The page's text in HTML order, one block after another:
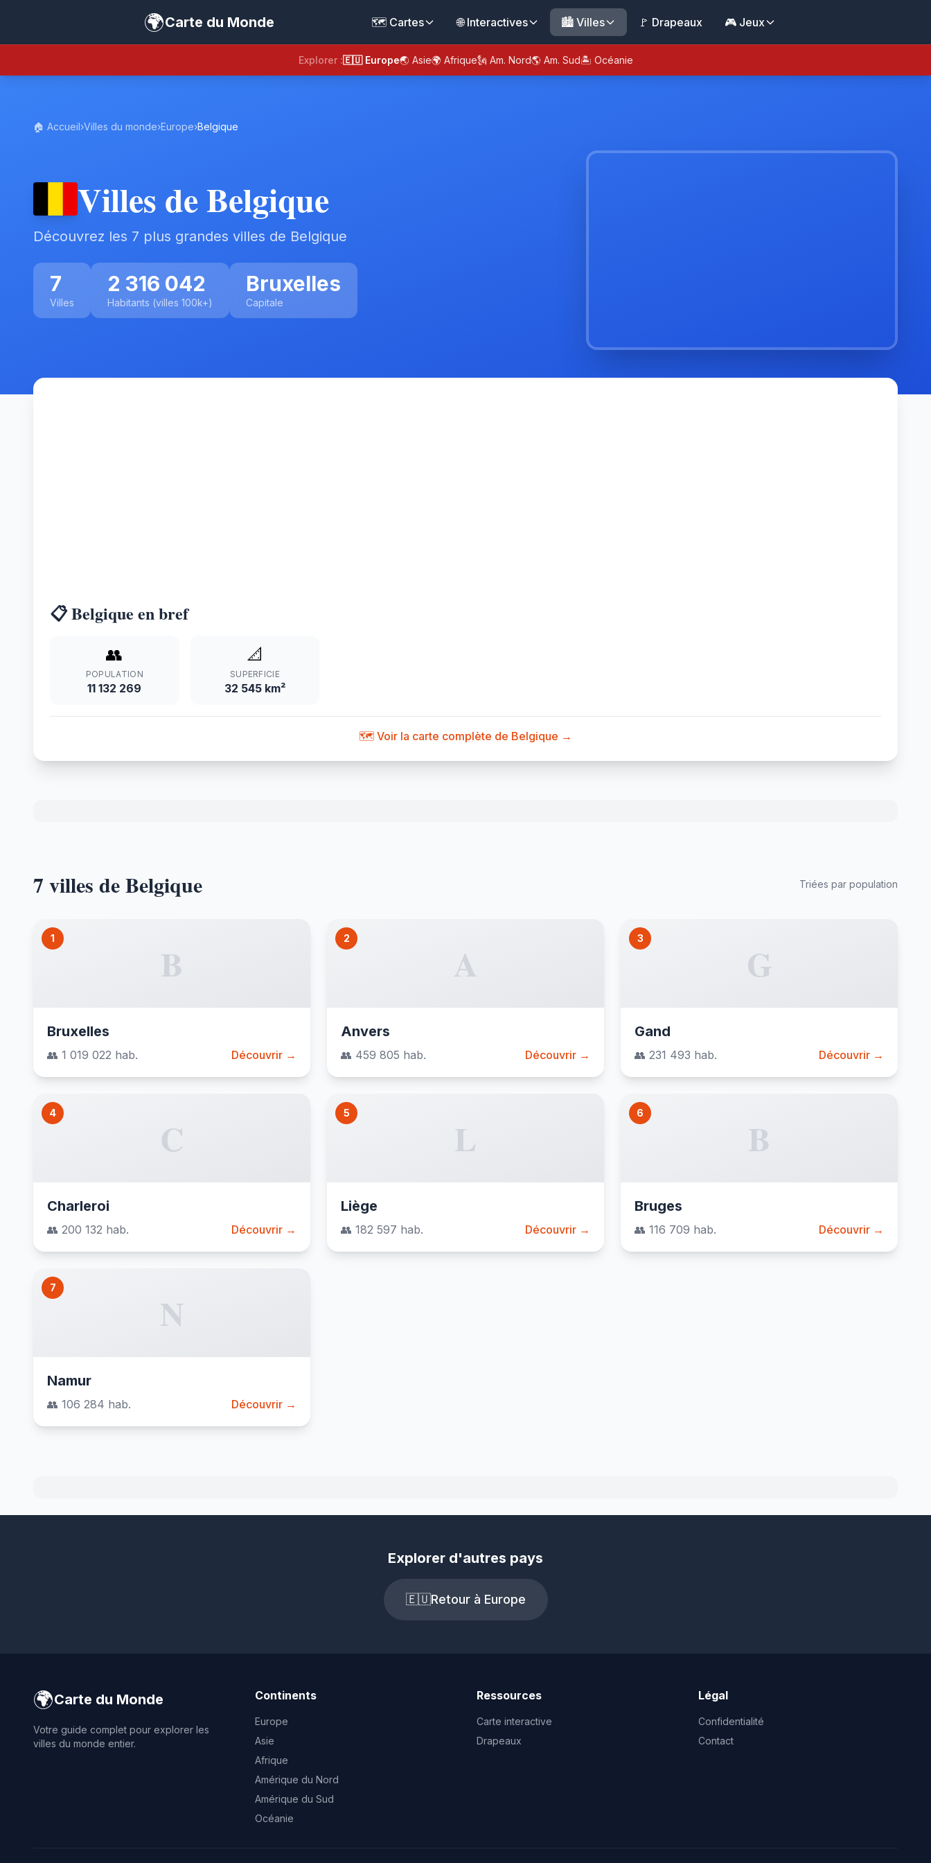
🌍Carte du Monde 🗺️ Cartes 🌐 Interactives 🏙️ Villes 🚩 Drapeaux 🎮 Jeux
Explorer :🇪🇺 Europe🌏 Asie🌍 Afrique🗽 Am. Nord🌎 Am. Sud🏝️ Océanie
🏠 Accueil›Villes du monde›Europe›Belgique
Villes de Belgique
Découvrez les 7 plus grandes villes de Belgique
7
Villes
2 316 042
Habitants (villes 100k+)
Bruxelles
Capitale
📋 Belgique en bref
👥
POPULATION
11 132 269
📐
SUPERFICIE
32 545 km²
🗺️ Voir la carte complète de Belgique →
7 villes de Belgique Triées par population
1
B
Bruxelles
👥 1 019 022 hab. Découvrir →
2
A
Anvers
👥 459 805 hab. Découvrir →
3
G
Gand
👥 231 493 hab. Découvrir →
4
C
Charleroi
👥 200 132 hab. Découvrir →
5
L
Liège
👥 182 597 hab. Découvrir →
6
B
Bruges
👥 116 709 hab. Découvrir →
7
N
Namur
👥 106 284 hab. Découvrir →
Explorer d'autres pays
🇪🇺Retour à Europe
🌍Carte du Monde
Votre guide complet pour explorer les
villes du monde entier.
Continents
Europe
Asie
Afrique
Amérique du Nord
Amérique du Sud
Océanie
Ressources
Carte interactive
Drapeaux
Légal
Confidentialité
Contact